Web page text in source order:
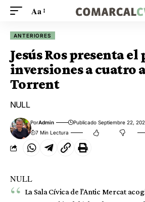
Aa
ANTERIORES
Jesús Ros presenta el
inversiones a cuatro
Torrent
NULL
PorAdmin Publicado Septiembre 22,
7 Min Lectura
NULL
La Sala Cívica de l’Antic Mercat